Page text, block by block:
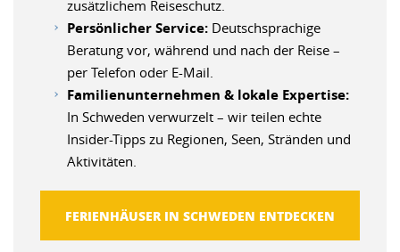
zusätzlichem Reiseschutz.
Persönlicher Service: Deutschsprachige
Beratung vor, während und nach der Reise –
per Telefon oder E-Mail.
Familienunternehmen & lokale Expertise:
In Schweden verwurzelt – wir teilen echte
Insider-Tipps zu Regionen, Seen, Stränden und
Aktivitäten.
FERIENHÄUSER IN SCHWEDEN ENTDECKEN